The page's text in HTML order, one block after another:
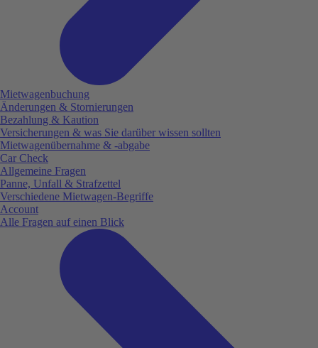
Mietwagenbuchung
Änderungen & Stornierungen
Bezahlung & Kaution
Versicherungen & was Sie darüber wissen sollten
Mietwagenübernahme & -abgabe
Car Check
Allgemeine Fragen
Panne, Unfall & Strafzettel
Verschiedene Mietwagen-Begriffe
Account
Alle Fragen auf einen Blick